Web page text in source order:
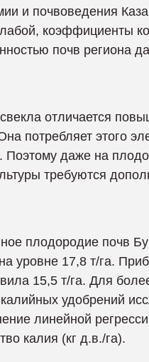
и почвоведения
коэффициенты
почв региона
отличается
потребляет этого
даже на
требуются
плодородие почв
уровне 17,8 т/га.
15,5 т/га. Для
удобрений
линейной
калия (кг д.в./га).